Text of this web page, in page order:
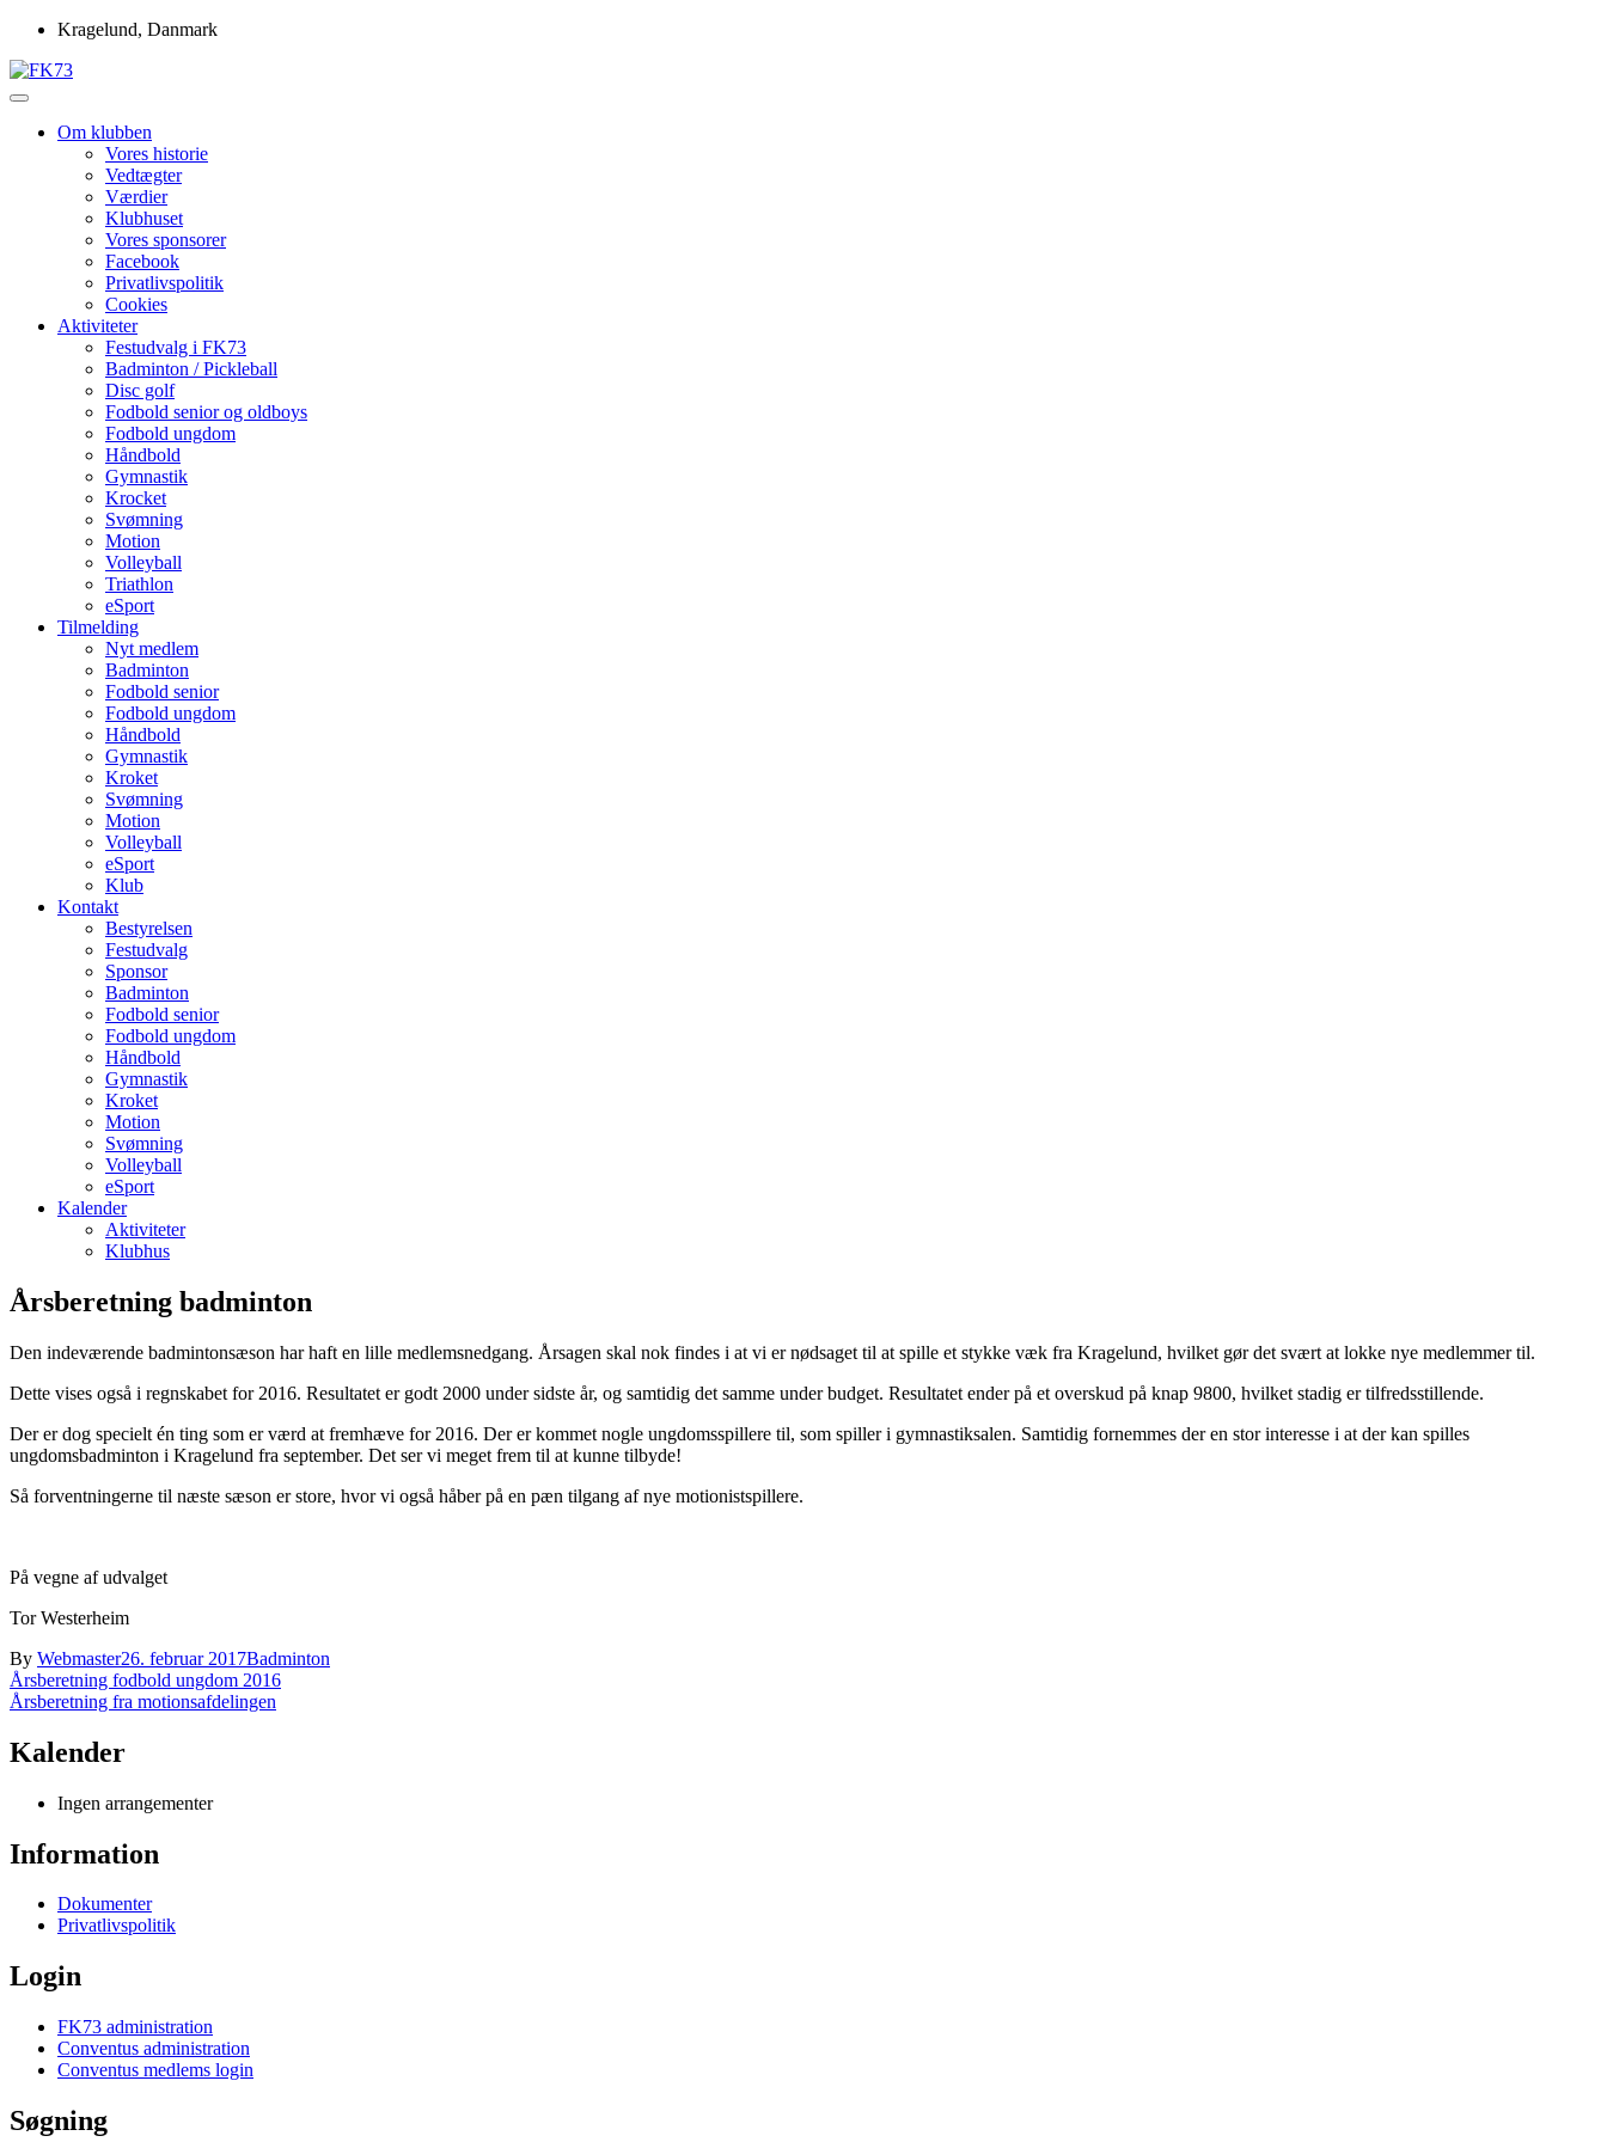
Skip
content
Kragelund, Danmark
FK73
Om klubben
Vores historie
Vedtægter
Værdier
Klubhuset
Vores sponsorer
Facebook
Privatlivspolitik
Cookies
Aktiviteter
Festudvalg i FK73
Badminton / Pickleball
Disc golf
Fodbold senior og oldboys
Fodbold ungdom
Håndbold
Gymnastik
Krocket
Svømning
Motion
Volleyball
Triathlon
eSport
Tilmelding
Nyt medlem
Badminton
Fodbold senior
Fodbold ungdom
Håndbold
Gymnastik
Kroket
Svømning
Motion
Volleyball
eSport
Klub
Kontakt
Bestyrelsen
Festudvalg
Sponsor
Badminton
Fodbold senior
Fodbold ungdom
Håndbold
Gymnastik
Kroket
Motion
Svømning
Volleyball
eSport
Kalender
Aktiviteter
Klubhus
Årsberetning badminton
Den indeværende badmintonsæson har haft en lille medlemsnedgang. Årsagen skal nok findes i at vi er nødsaget til at spille et stykke væk fra Kragelund, hvilket gør det svært at lokke nye medlemmer til.
Dette vises også i regnskabet for 2016. Resultatet er godt 2000 under sidste år, og samtidig det samme under budget. Resultatet ender på et overskud på knap 9800, hvilket stadig er tilfredsstillende.
Der er dog specielt én ting som er værd at fremhæve for 2016. Der er kommet nogle ungdomsspillere til, som spiller i gymnastiksalen. Samtidig fornemmes der en stor interesse i at der kan spilles
ungdomsbadminton i Kragelund fra september. Det ser vi meget frem til at kunne tilbyde!
Så forventningerne til næste sæson er store, hvor vi også håber på en pæn tilgang af nye motionistspillere.
På vegne af udvalget
Tor Westerheim
By Webmaster26. februar 2017Badminton
Indlægsnavigation
Årsberetning fodbold ungdom 2016
Årsberetning fra motionsafdelingen
Kalender
Ingen arrangementer
Information
Dokumenter
Privatlivspolitik
Login
FK73 administration
Conventus administration
Conventus medlems login
Søgning